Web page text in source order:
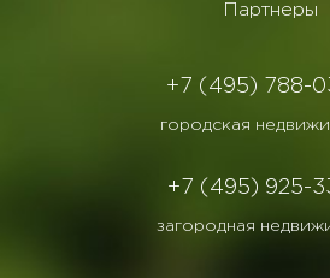
Партнеры
+7 (495) 788-
городская
+7 (495) 925-
загородная